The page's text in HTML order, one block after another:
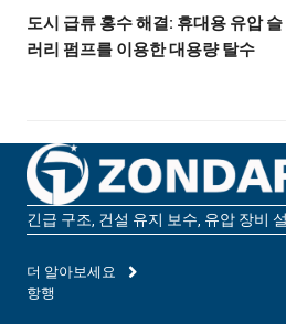
도시 급류 홍수 해결: 휴대용 유압 슬
러리 펌프를 이용한 대용량 탈수
긴급 구조, 건설 유지 보수, 유압 장비
더 알아보세요
항행